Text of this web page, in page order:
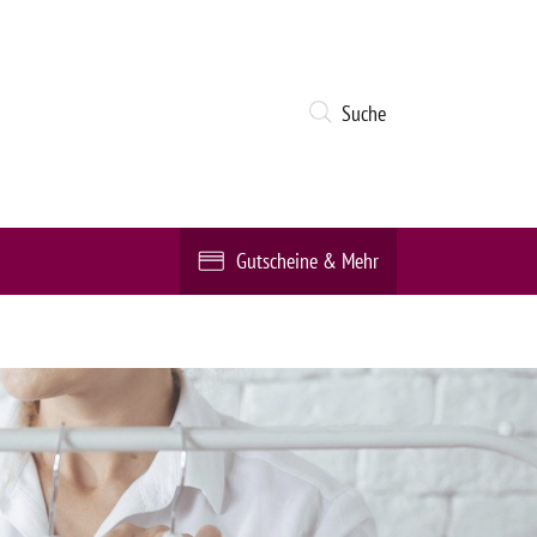
Suche
Gutscheine & Mehr